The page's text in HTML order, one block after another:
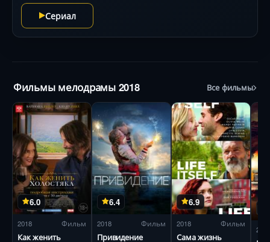
локации от Бодлеанской библиотеки до венецианских
дворцов становятся фоном для битв магией,
вампирской интриги и борьбы за будущее, где
старые законы необратимо рушатся.
Сериал
Фильмы мелодрамы 2018 Все фильмы
6.0
2018 Фильм
Как женить
6.4
2018 Фильм
Привидение
6.9
2018 Фильм
Сама жизнь
2018